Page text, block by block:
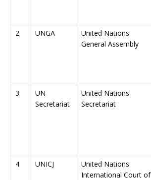
2
UNGA
United Nations
General Assembly
3
UN
Secretariat
United Nations
Secretariat
4
UNICJ
United Nations
International Court of